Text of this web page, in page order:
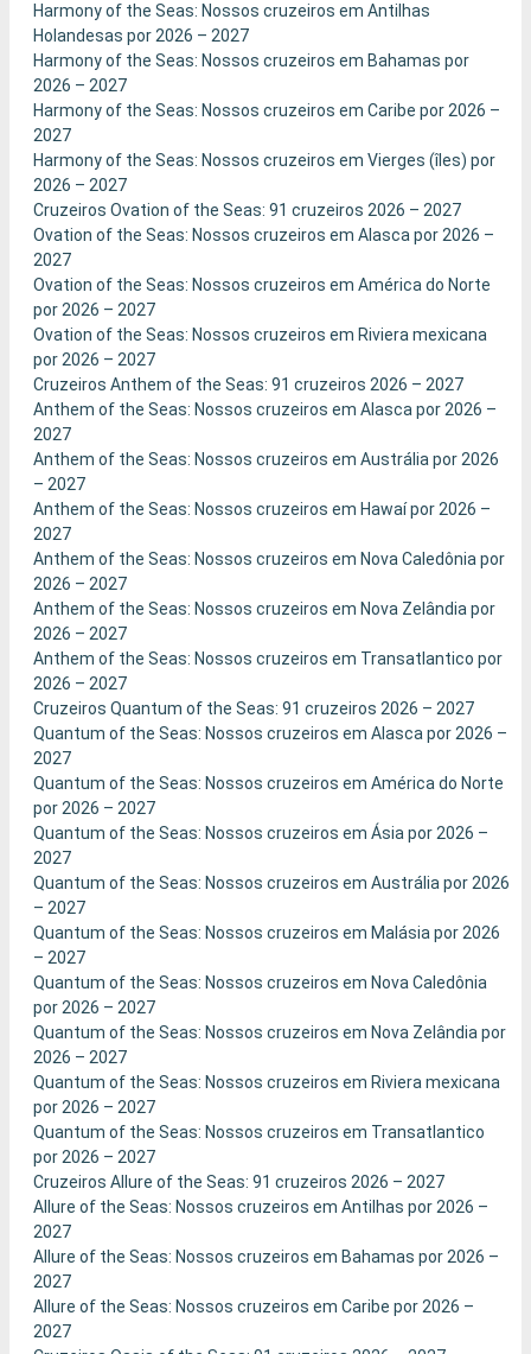
Harmony of the Seas: Nossos cruzeiros em Antilhas
Holandesas por 2026 – 2027
Harmony of the Seas: Nossos cruzeiros em Bahamas por
2026 – 2027
Harmony of the Seas: Nossos cruzeiros em Caribe por 2026 –
2027
Harmony of the Seas: Nossos cruzeiros em Vierges (îles) por
2026 – 2027
Cruzeiros Ovation of the Seas: 91 cruzeiros 2026 – 2027
Ovation of the Seas: Nossos cruzeiros em Alasca por 2026 –
2027
Ovation of the Seas: Nossos cruzeiros em América do Norte
por 2026 – 2027
Ovation of the Seas: Nossos cruzeiros em Riviera mexicana
por 2026 – 2027
Cruzeiros Anthem of the Seas: 91 cruzeiros 2026 – 2027
Anthem of the Seas: Nossos cruzeiros em Alasca por 2026 –
2027
Anthem of the Seas: Nossos cruzeiros em Austrália por 2026
– 2027
Anthem of the Seas: Nossos cruzeiros em Hawaí por 2026 –
2027
Anthem of the Seas: Nossos cruzeiros em Nova Caledônia por
2026 – 2027
Anthem of the Seas: Nossos cruzeiros em Nova Zelândia por
2026 – 2027
Anthem of the Seas: Nossos cruzeiros em Transatlantico por
2026 – 2027
Cruzeiros Quantum of the Seas: 91 cruzeiros 2026 – 2027
Quantum of the Seas: Nossos cruzeiros em Alasca por 2026 –
2027
Quantum of the Seas: Nossos cruzeiros em América do Norte
por 2026 – 2027
Quantum of the Seas: Nossos cruzeiros em Ásia por 2026 –
2027
Quantum of the Seas: Nossos cruzeiros em Austrália por 2026
– 2027
Quantum of the Seas: Nossos cruzeiros em Malásia por 2026
– 2027
Quantum of the Seas: Nossos cruzeiros em Nova Caledônia
por 2026 – 2027
Quantum of the Seas: Nossos cruzeiros em Nova Zelândia por
2026 – 2027
Quantum of the Seas: Nossos cruzeiros em Riviera mexicana
por 2026 – 2027
Quantum of the Seas: Nossos cruzeiros em Transatlantico
por 2026 – 2027
Cruzeiros Allure of the Seas: 91 cruzeiros 2026 – 2027
Allure of the Seas: Nossos cruzeiros em Antilhas por 2026 –
2027
Allure of the Seas: Nossos cruzeiros em Bahamas por 2026 –
2027
Allure of the Seas: Nossos cruzeiros em Caribe por 2026 –
2027